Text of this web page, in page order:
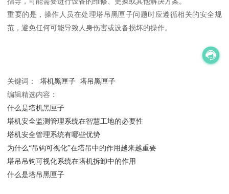
重要的是，操作人员在处理塔吊黑匣子问题时应遵循相关的安全规
范，避免任何可能导致人身伤害或设备损坏的操作。
关键词：塔机黑匣子 塔吊黑匣子
编辑精选内容：
什么是塔机黑匣子
塔机安全监测管理系统在智慧工地的必要性
塔机安全管理系统有哪些优势
为什么“吊钩可视化”在塔吊中的作用越来越重要
塔吊吊钩可视化系统在塔机拆卸中的作用
什么是塔吊黑匣子